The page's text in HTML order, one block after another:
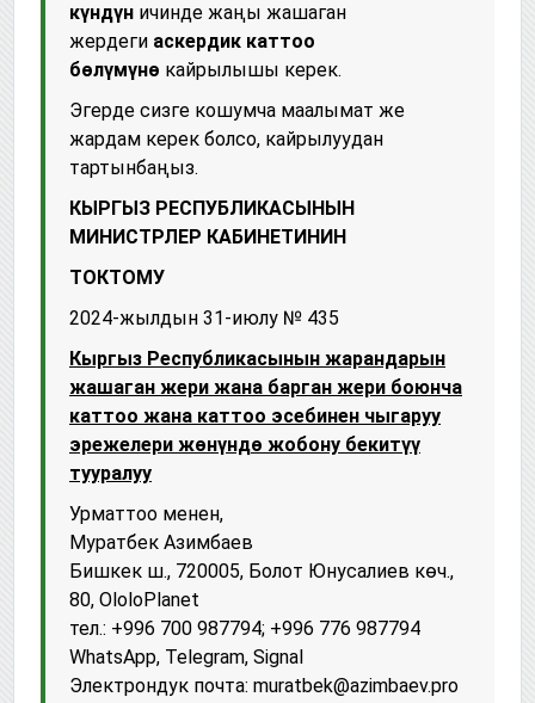
күндүн ичинде жаңы жашаган
жердеги аскердик каттоо
бөлүмүнө кайрылышы керек.
Эгерде сизге кошумча маалымат же
жардам керек болсо, кайрылуудан
тартынбаңыз.
КЫРГЫЗ РЕСПУБЛИКАСЫНЫН
МИНИСТРЛЕР КАБИНЕТИНИН
ТОКТОМУ
2024-жылдын 31-июлу № 435
Кыргыз Республикасынын жарандарын
жашаган жери жана барган жери боюнча
каттоо жана каттоо эсебинен чыгаруу
эрежелери жөнүндө жобону бекитүү
тууралуу
Урматтоо менен,
Муратбек Азимбаев
Бишкек ш., 720005, Болот Юнусалиев көч.,
80, OloloPlanet
тел.: +996 700 987794; +996 776 987794
WhatsApp, Telegram, Signal
Электрондук почта: muratbek@azimbaev.pro